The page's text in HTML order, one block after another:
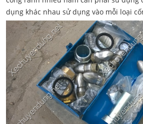
dụng khác nhau sử dụng vào mỗi loại